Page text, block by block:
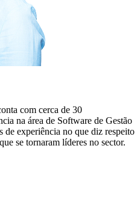
com cerca de 30
na área de Software de Gestão
de experiência no que diz respeito
se tornaram líderes no sector.